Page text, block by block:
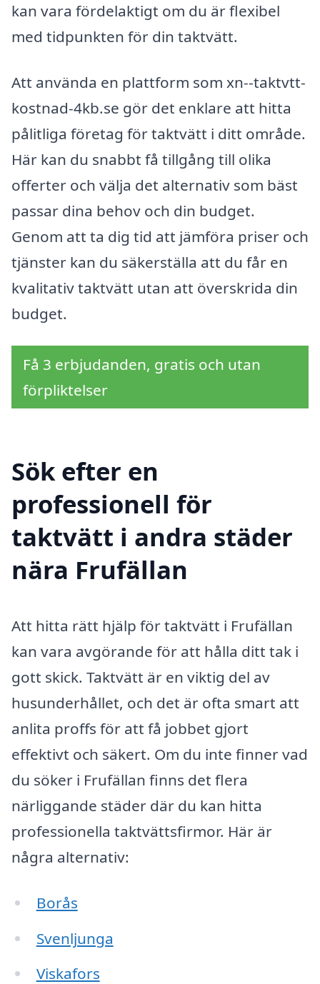
kan vara fördelaktigt om du är flexibel
med tidpunkten för din taktvätt.
Att använda en plattform som xn--taktvtt-
kostnad-4kb.se gör det enklare att hitta
pålitliga företag för taktvätt i ditt område.
Här kan du snabbt få tillgång till olika
offerter och välja det alternativ som bäst
passar dina behov och din budget.
Genom att ta dig tid att jämföra priser och
tjänster kan du säkerställa att du får en
kvalitativ taktvätt utan att överskrida din
budget.
Få 3 erbjudanden, gratis och utan
förpliktelser
Sök efter en
professionell för
taktvätt i andra städer
nära Frufällan
Att hitta rätt hjälp för taktvätt i Frufällan
kan vara avgörande för att hålla ditt tak i
gott skick. Taktvätt är en viktig del av
husunderhållet, och det är ofta smart att
anlita proffs för att få jobbet gjort
effektivt och säkert. Om du inte finner vad
du söker i Frufällan finns det flera
närliggande städer där du kan hitta
professionella taktvättsfirmor. Här är
några alternativ:
Borås
Svenljunga
Viskafors